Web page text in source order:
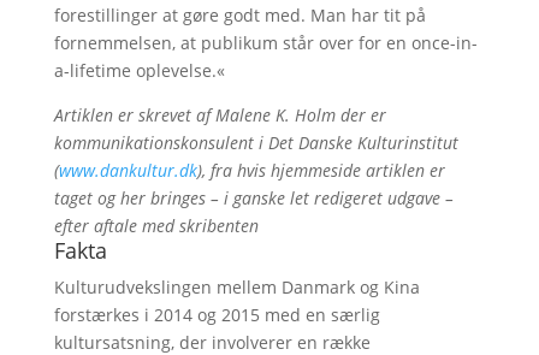
forestillinger at gøre godt med. Man har tit på
fornemmelsen, at publikum står over for en once-in-
a-lifetime oplevelse.«
Artiklen er skrevet af Malene K. Holm der er
kommunikationskonsulent i Det Danske Kulturinstitut
(www.dankultur.dk), fra hvis hjemmeside artiklen er
taget og her bringes – i ganske let redigeret udgave –
efter aftale med skribenten
Fakta
Kulturudvekslingen mellem Danmark og Kina
forstærkes i 2014 og 2015 med en særlig
kultursatsning, der involverer en række